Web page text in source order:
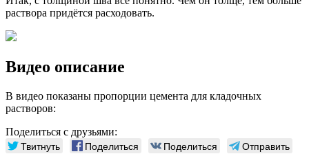
раствора придётся расходовать.
Видео описание
В видео показаны пропорции цемента для кладочных
растворов:
Поделиться с друзьями:
Твитнуть Поделиться Поделиться
Отправить